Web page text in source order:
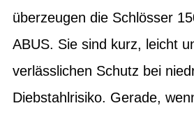
überzeugen die Schlösser
ABUS. Sie sind kurz, leicht
verlässlichen Schutz bei
Diebstahlrisiko. Gerade,